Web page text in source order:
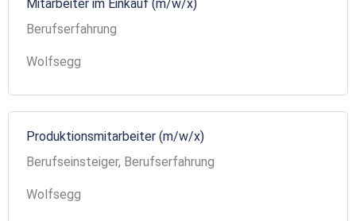
Mitarbeiter im Einkauf (m/w/x)
Berufserfahrung
Wolfsegg
Produktionsmitarbeiter (m/w/x)
Berufseinsteiger, Berufserfahrung
Wolfsegg